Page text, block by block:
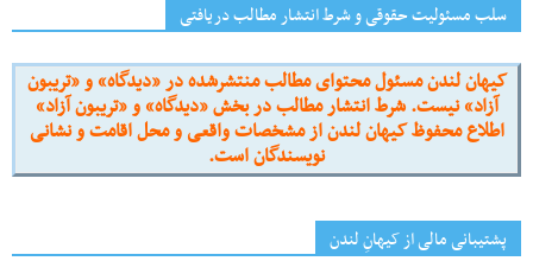
سلب مسئولیت حقوقی و شرط انتشار مطالب دریافتی
کیهان لندن مسئول محتوای مطالب منتشرشده در «دیدگاه» و «تریبون
آزاد» نیست. شرط انتشار مطالب در بخش «دیدگاه» و «تریبون آزاد»
اطلاع محفوظ کیهان لندن از مشخصات واقعی و محل اقامت و نشانی
نویسندگان است.
پشتیبانی مالی از کیهانِ لندن